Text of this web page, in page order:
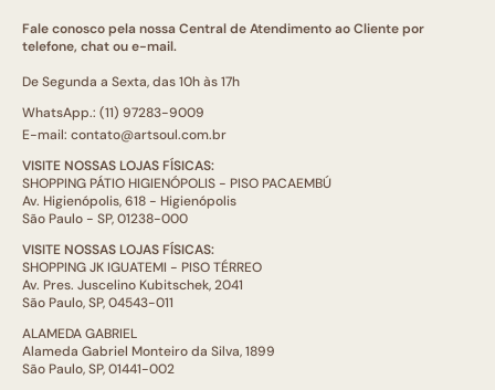
Fale conosco pela nossa Central de Atendimento ao Cliente por
telefone, chat ou e-mail.
De Segunda a Sexta, das 10h às 17h
WhatsApp.: (11) 97283-9009
E-mail: contato@artsoul.com.br
VISITE NOSSAS LOJAS FÍSICAS:
SHOPPING PÁTIO HIGIENÓPOLIS - PISO PACAEMBÚ
Av. Higienópolis, 618 - Higienópolis
São Paulo - SP, 01238-000
VISITE NOSSAS LOJAS FÍSICAS:
SHOPPING JK IGUATEMI - PISO TÉRREO
Av. Pres. Juscelino Kubitschek, 2041
São Paulo, SP, 04543-011
ALAMEDA GABRIEL
Alameda Gabriel Monteiro da Silva, 1899
São Paulo, SP, 01441-002